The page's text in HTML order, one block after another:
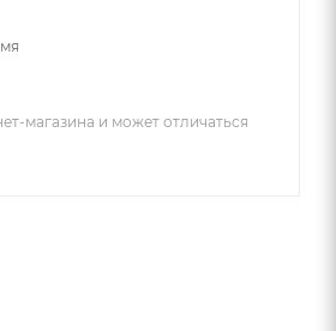
магазина и может отличаться